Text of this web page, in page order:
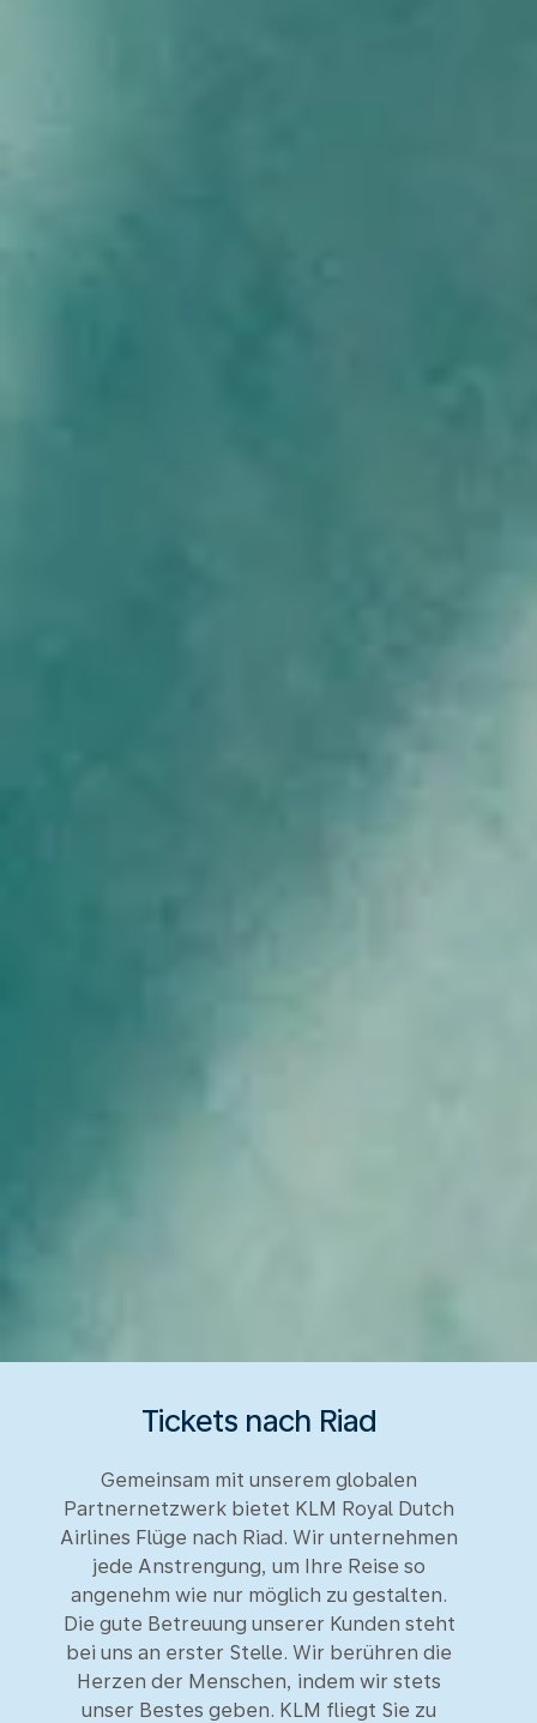
Tickets nach Riad
Gemeinsam mit unserem globalen
Partnernetzwerk bietet KLM Royal Dutch
Airlines Flüge nach Riad. Wir unternehmen
jede Anstrengung, um Ihre Reise so
angenehm wie nur möglich zu gestalten.
Die gute Betreuung unserer Kunden steht
bei uns an erster Stelle. Wir berühren die
Herzen der Menschen, indem wir stets
unser Bestes geben. KLM fliegt Sie zu